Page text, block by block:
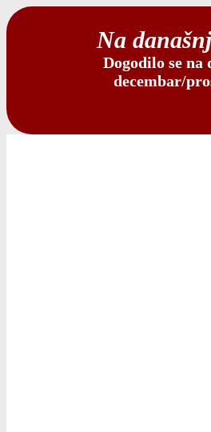
Na
Dogodilo se na
decembar/